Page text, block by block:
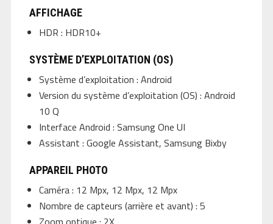
AFFICHAGE
HDR : HDR10+
SYSTÈME D’EXPLOITATION (OS)
Système d’exploitation : Android
Version du système d’exploitation (OS) : Android
10 Q
Interface Android : Samsung One UI
Assistant : Google Assistant, Samsung Bixby
APPAREIL PHOTO
Caméra : 12 Mpx, 12 Mpx, 12 Mpx
Nombre de capteurs (arrière et avant) : 5